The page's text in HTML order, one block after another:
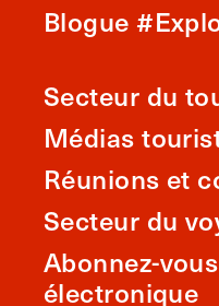
Blogue
Secteur du
Médias
Réunions et
Secteur du
Abonnez-
électronique